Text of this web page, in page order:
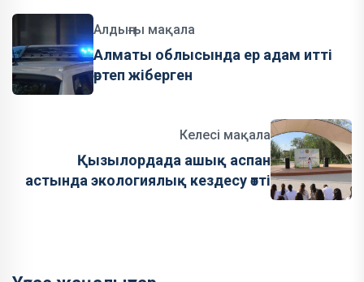
Алдыңғы мақала
Алматы облысында ер адам итті
өртеп жіберген
Келесі мақала
Қызылордада ашық аспан
астында экологиялық кездесу өтті